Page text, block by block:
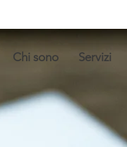
Chi sono Servizi